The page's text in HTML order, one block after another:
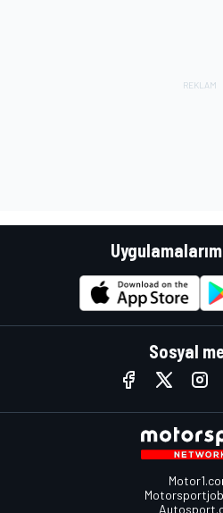
Sosyal